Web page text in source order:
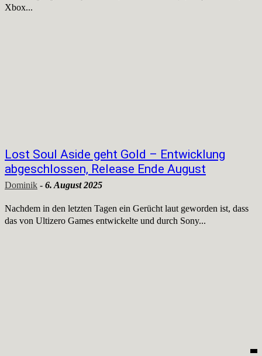
Xbox...
Lost Soul Aside geht Gold – Entwicklung
abgeschlossen, Release Ende August
Dominik - 6. August 2025
Nachdem in den letzten Tagen ein Gerücht laut geworden ist, dass
das von Ultizero Games entwickelte und durch Sony...